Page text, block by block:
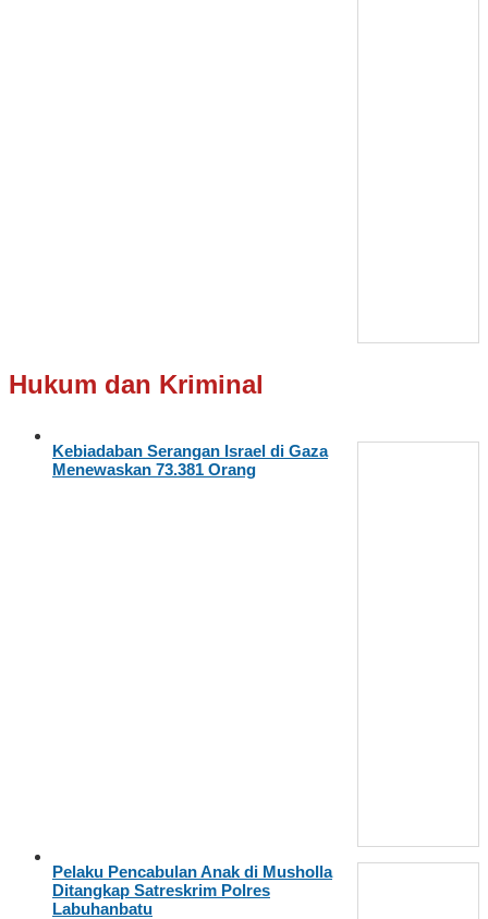
Hukum dan Kriminal
Kebiadaban Serangan Israel di Gaza
Menewaskan 73.381 Orang
Pelaku Pencabulan Anak di Musholla
Ditangkap Satreskrim Polres
Labuhanbatu